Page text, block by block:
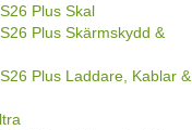
Plus Skal
Plus Skärmskydd &
Plus Laddare, Kablar &